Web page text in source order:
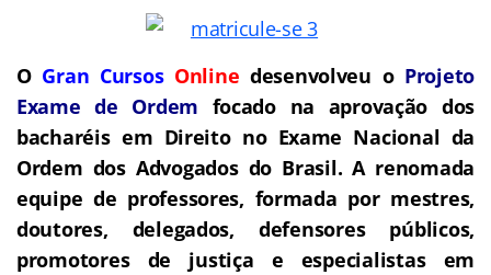
O Gran Cursos Online desenvolveu o Projeto
Exame de Ordem focado na aprovação dos
bacharéis em Direito no Exame Nacional da
Ordem dos Advogados do Brasil. A renomada
equipe de professores, formada por mestres,
doutores, delegados, defensores públicos,
promotores de justiça e especialistas em